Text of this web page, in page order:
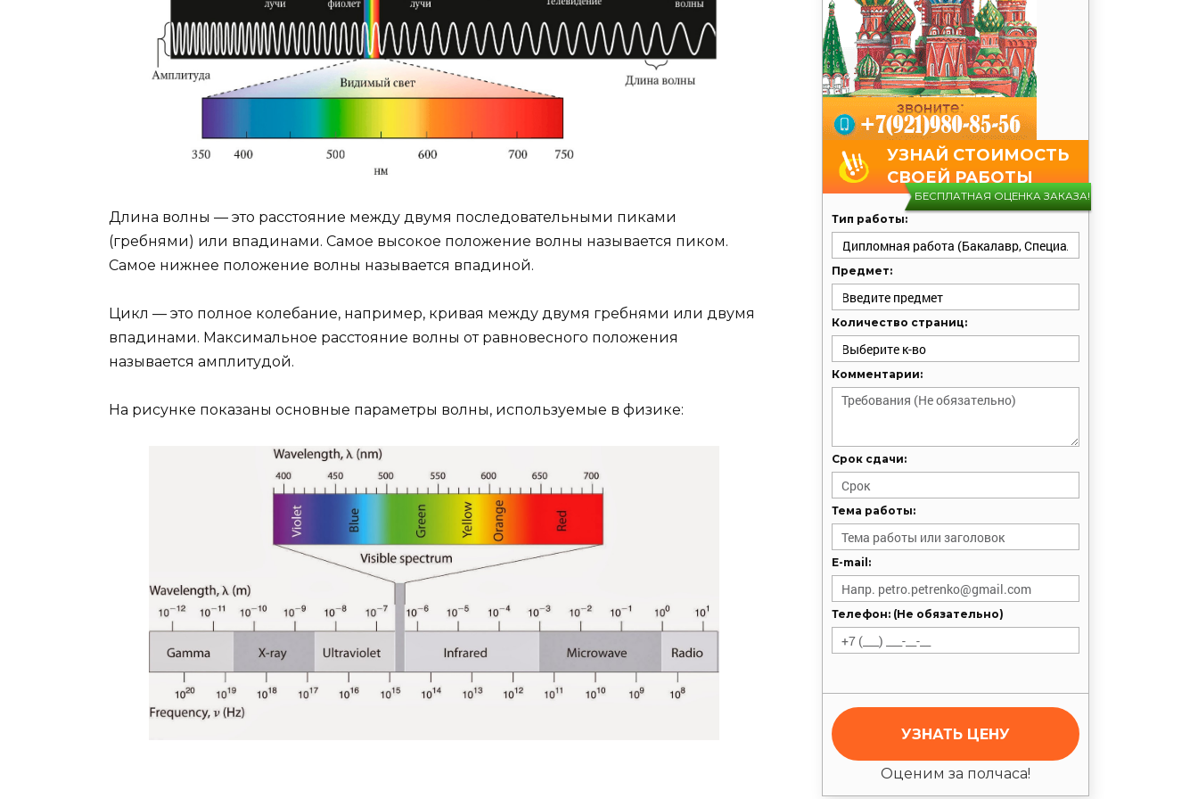
Длина волны — это расстояние между двумя последовательными пиками
(гребнями) или впадинами. Самое высокое положение волны называется пиком.
Самое нижнее положение волны называется впадиной.
Цикл — это полное колебание, например, кривая между двумя гребнями или двумя
впадинами. Максимальное расстояние волны от равновесного положения
называется амплитудой.
На рисунке показаны основные параметры волны, используемые в физике:
УЗНАЙ СТОИМОСТЬ
СВОЕЙ РАБОТЫ
БЕСПЛАТНАЯ ОЦЕНКА ЗАКАЗА!
Тип работы:
Предмет:
Количество страниц:
Комментарии:
Срок сдачи:
Тема работы:
E-mail:
Телефон: (Не обязательно)
УЗНАТЬ ЦЕНУ
Оценим за полчаса!